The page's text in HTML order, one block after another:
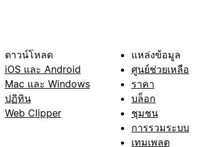
ดาวน์โหลด
iOS และ Android
Mac และ Windows
ปฏิทิน
Web Clipper
แหล่งข้อมูล
ศูนย์ช่วยเหลือ
ราคา
บล็อก
ชุมชน
การรวมระบบ
เทมเพลต